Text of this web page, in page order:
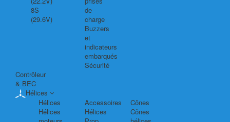
8S
(29.6V)
de
charge
Buzzers
et
indicateurs
embarqués
Sécurité
Contrôleur
& BEC
Hélices
Hélices
Hélices
Accessoires
Hélices
Cônes
Cônes